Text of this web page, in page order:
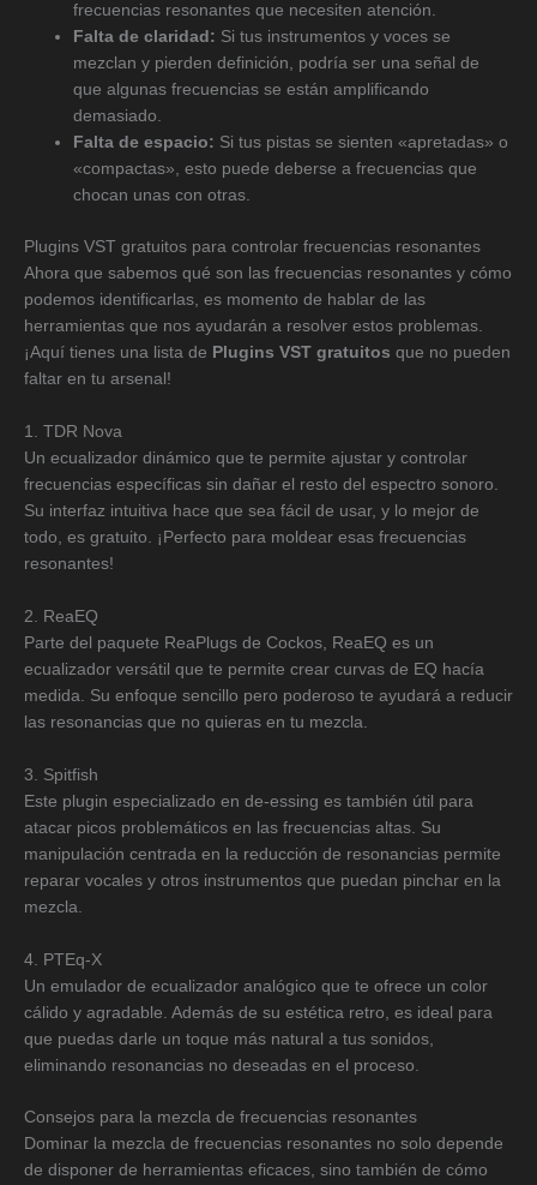
frecuencias resonantes que necesiten atención.
Falta de claridad: Si tus instrumentos y voces se
mezclan y pierden definición, podría ser una señal de
que algunas frecuencias se están amplificando
demasiado.
Falta de espacio: Si tus pistas se sienten «apretadas» o
«compactas», esto puede deberse a frecuencias que
chocan unas con otras.
Plugins VST gratuitos para controlar frecuencias resonantes
Ahora que sabemos qué son las frecuencias resonantes y cómo
podemos identificarlas, es momento de hablar de las
herramientas que nos ayudarán a resolver estos problemas.
¡Aquí tienes una lista de Plugins VST gratuitos que no pueden
faltar en tu arsenal!
1. TDR Nova
Un ecualizador dinámico que te permite ajustar y controlar
frecuencias específicas sin dañar el resto del espectro sonoro.
Su interfaz intuitiva hace que sea fácil de usar, y lo mejor de
todo, es gratuito. ¡Perfecto para moldear esas frecuencias
resonantes!
2. ReaEQ
Parte del paquete ReaPlugs de Cockos, ReaEQ es un
ecualizador versátil que te permite crear curvas de EQ hacía
medida. Su enfoque sencillo pero poderoso te ayudará a reducir
las resonancias que no quieras en tu mezcla.
3. Spitfish
Este plugin especializado en de-essing es también útil para
atacar picos problemáticos en las frecuencias altas. Su
manipulación centrada en la reducción de resonancias permite
reparar vocales y otros instrumentos que puedan pinchar en la
mezcla.
4. PTEq-X
Un emulador de ecualizador analógico que te ofrece un color
cálido y agradable. Además de su estética retro, es ideal para
que puedas darle un toque más natural a tus sonidos,
eliminando resonancias no deseadas en el proceso.
Consejos para la mezcla de frecuencias resonantes
Dominar la mezcla de frecuencias resonantes no solo depende
de disponer de herramientas eficaces, sino también de cómo